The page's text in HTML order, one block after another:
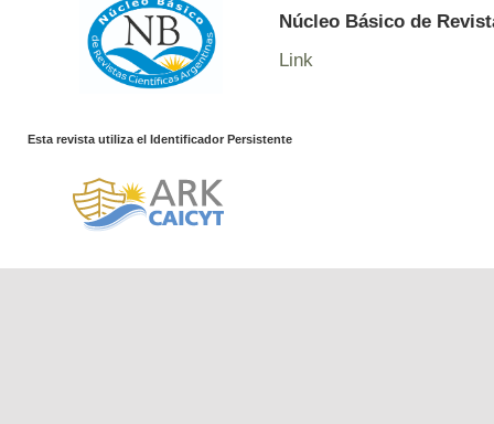
Núcleo Básico de
Link
Esta revista utiliza el Identificador Persistente